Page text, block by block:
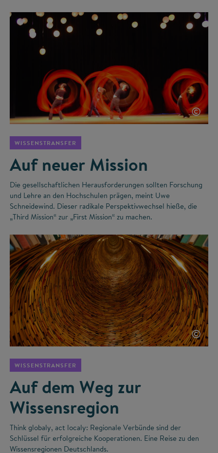
©
WISSENSTRANSFER
Auf neuer Mission
Die gesellschaftlichen Herausforderungen sollten Forschung
und Lehre an den Hochschulen prägen, meint Uwe
Schneidewind. Dieser radikale Perspektivwechsel hieße, die
„Third Mission“ zur „First Mission“ zu machen.
©
WISSENSTRANSFER
Auf dem Weg zur
Wissensregion
Think globaly, act localy: Regionale Verbünde sind der
Schlüssel für erfolgreiche Kooperationen. Eine Reise zu den
Wissensregionen Deutschlands.